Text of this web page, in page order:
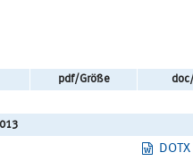
pdf/Größe
DOTX